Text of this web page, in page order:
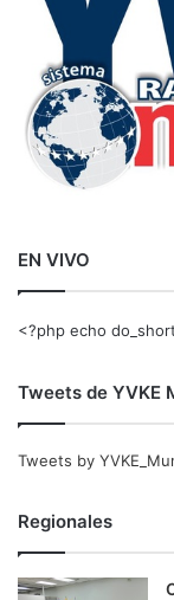
EN VIVO
<?php echo
Tweets de YVKE
Tweets by
Regionales